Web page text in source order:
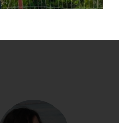
Silvicultura de bosques tropicais